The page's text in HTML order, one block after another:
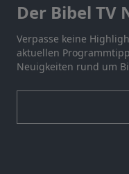
Der Bibel TV
Verpasse keine
aktuellen
Neuigkeiten rund um